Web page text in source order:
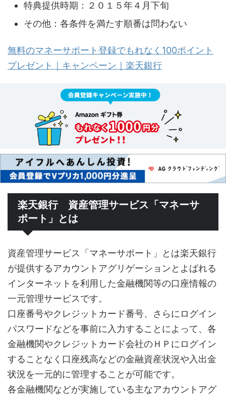
特典提供時期：２０１５年４月下旬
その他：各条件を満たす順番は問わない
無料のマネーサポート登録でもれなく100ポイント
プレゼント｜キャンペーン｜楽天銀行
楽天銀行 資産管理サービス「マネーサ
ポート」とは
資産管理サービス「マネーサポート」とは楽天銀行
が提供するアカウントアグリゲーションとよばれる
インターネットを利用した金融機関等の口座情報の
一元管理サービスです。
口座番号やクレジットカード番号、さらにログイン
パスワードなどを事前に入力することによって、各
金融機関やクレジットカード会社のＨＰにログイン
することなく口座残高などの金融資産状況や入出金
状況を一元的に管理することが可能です。
各金融機関などが実施している主なアカウントアグ